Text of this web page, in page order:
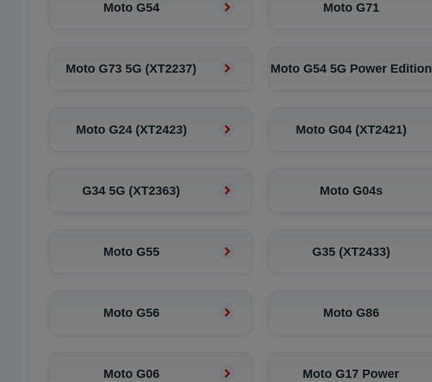
Moto G54 Moto G71
Moto G73 5G (XT2237) Moto G54 5G Power Edition
Moto G24 (XT2423) Moto G04 (XT2421)
G34 5G (XT2363) Moto G04s
Moto G55 G35 (XT2433)
Moto G56 Moto G86
Moto G06 Moto G17 Power